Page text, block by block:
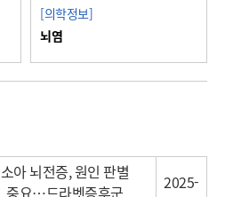
[의학정보]
뇌염
소아 뇌전증, 원인 판별
중요…드라벳증후군
2025-